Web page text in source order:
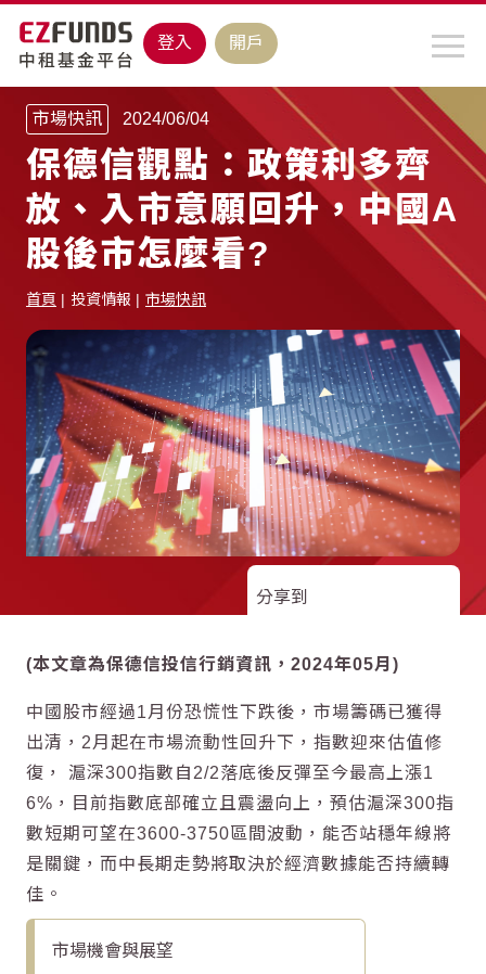
登入 開戶
市場快訊 2024/06/04
保德信觀點：政策利多齊
放、入市意願回升，中國A
股後市怎麼看?
首頁 投資情報 市場快訊
分享到
(本文章為保德信投信行銷資訊，2024年05月)
中國股市經過1月份恐慌性下跌後，市場籌碼已獲得
出清，2月起在市場流動性回升下，指數迎來估值修
復， 滬深300指數自2/2落底後反彈至今最高上漲1
6%，目前指數底部確立且震盪向上，預估滬深300指
數短期可望在3600-3750區間波動，能否站穩年線將
是關鍵，而中長期走勢將取決於經濟數據能否持續轉
佳。
市場機會與展望